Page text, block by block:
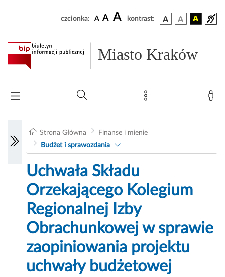
czcionka: A A A kontrast:
Miasto Kraków
Strona Główna
Finanse i mienie
Budżet i sprawozdania
Uchwała Składu
Orzekającego Kolegium
Regionalnej Izby
Obrachunkowej w sprawie
zaopiniowania projektu
uchwały budżetowej